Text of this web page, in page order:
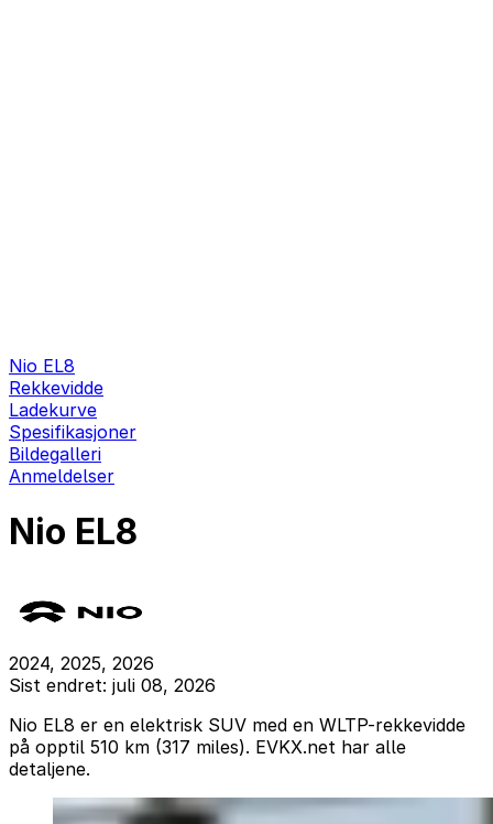
Nio EL8
Rekkevidde
Ladekurve
Spesifikasjoner
Bildegalleri
Anmeldelser
Nio EL8
2024, 2025, 2026
Sist endret: juli 08, 2026
Nio EL8 er en elektrisk SUV med en WLTP-rekkevidde
på opptil 510 km (317 miles). EVKX.net har alle
detaljene.